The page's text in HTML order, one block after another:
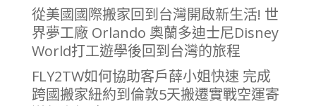
從美國國際搬家回到台灣開啟新生活! 世
界夢工廠 Orlando 奧蘭多迪士尼Disney
World打工遊學後回到台灣的旅程
FLY2TW如何協助客戶薛小姐快速 完成
跨國搬家紐約到倫敦5天搬遷實戰空運寄